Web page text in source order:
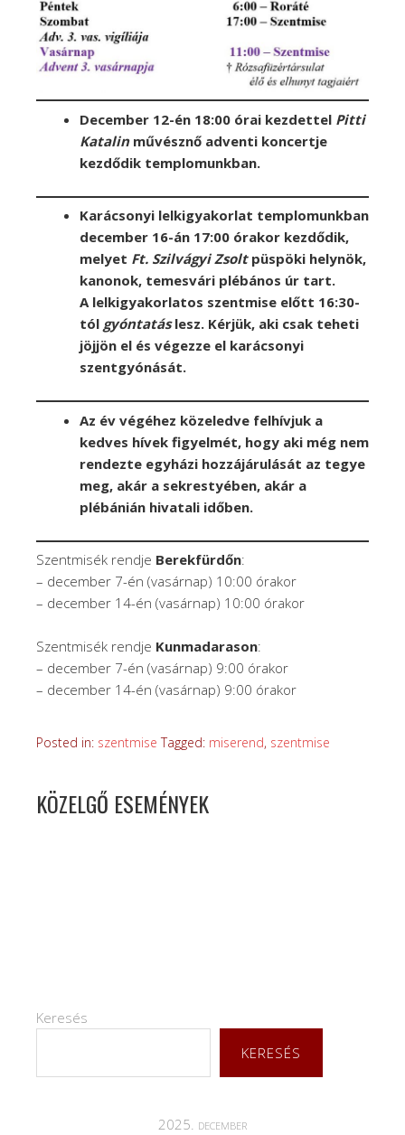
December 12-én 18:00 órai kezdettel Pitti
Katalin művésznő adventi koncertje
kezdődik templomunkban.
Karácsonyi lelkigyakorlat templomunkban
december 16-án 17:00 órakor kezdődik,
melyet Ft. Szilvágyi Zsoltpüspöki helynök,
kanonok, temesvári plébános úr tart.
A lelkigyakorlatos szentmise előtt 16:30-
tól gyóntatáslesz. Kérjük, aki csak teheti
jöjjön el és végezze el karácsonyi
szentgyónását.
Az év végéhez közeledve felhívjuk a
kedves hívek figyelmét, hogy aki még nem
rendezte egyházi hozzájárulását az tegye
meg, akár a sekrestyében, akár a
plébánián hivatali időben.
Szentmisék rendje Berekfürdőn:
– december 7-én (vasárnap) 10:00 órakor
– december 14-én (vasárnap) 10:00 órakor
Szentmisék rendje Kunmadarason:
– december 7-én (vasárnap) 9:00 órakor
– december 14-én (vasárnap) 9:00 órakor
Posted in: szentmise Tagged: miserend, szentmise
KÖZELGŐ ESEMÉNYEK
Keresés
KERESÉS
2025. december